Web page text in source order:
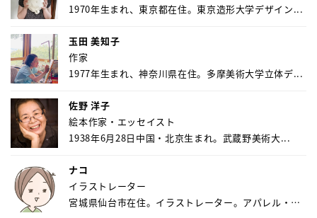
1970年生まれ、東京都在住。東京造形大学デザイン...
玉田 美知子
作家
1977年生まれ、神奈川県在住。多摩美術大学立体デ...
佐野 洋子
絵本作家・エッセイスト
1938年6月28日中国・北京生まれ。武蔵野美術大...
ナコ
イラストレーター
宮城県仙台市在住。イラストレーター。アパレル・キ